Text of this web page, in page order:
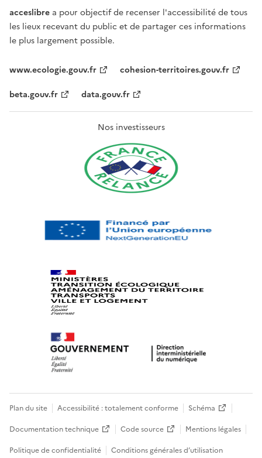
acceslibre a pour objectif de recenser l'accessibilité de tous
les lieux recevant du public et de partager ces informations
le plus largement possible.
www.ecologie.gouv.fr
cohesion-territoires.gouv.fr
beta.gouv.fr
data.gouv.fr
Nos investisseurs
Plan du site Accessibilité : totalement conforme
Schéma
Documentation technique
Code source
Mentions légales
Politique de confidentialité
Conditions générales d’utilisation